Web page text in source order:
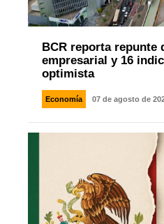
BCR reporta repunte
empresarial y 16
optimista
Economía 07 de agosto de